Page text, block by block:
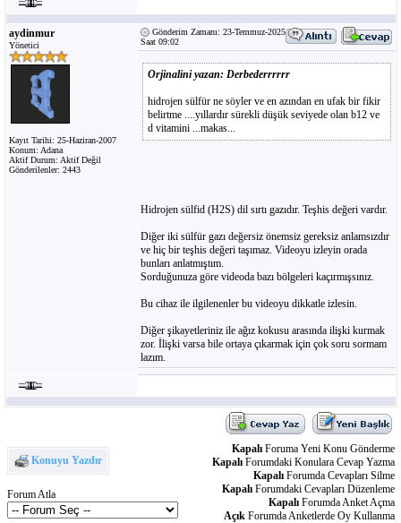
aydinmur
Yönetici
Kayıt Tarihi: 25-Haziran-2007
Konum: Adana
Aktif Durum: Aktif Değil
Gönderilenler: 2443
Gönderim Zamanı: 23-Temmuz-2025
Saat 09:02
Orjinalini yazan: Derbederrrrrr
hidrojen sülfür ne söyler ve en azından en ufak bir fikir
belirtme ....yıllardır sürekli düşük seviyede olan b12 ve
d vitamini ...makas...
Hidrojen sülfid (H2S) dil sırtı gazıdır. Teşhis değeri vardır.
Diğer iki sülfür gazı değersiz önemsiz gereksiz anlamsızdır
ve hiç bir teşhis değeri taşımaz. Videoyu izleyin orada
bunları anlatmıştım.
Sorduğunuza göre videoda bazı bölgeleri kaçırmışsınız.
Bu cihaz ile ilgilenenler bu videoyu dikkatle izlesin.
Diğer şikayetleriniz ile ağız kokusu arasında ilişki kurmak
zor. İlişki varsa bile ortaya çıkarmak için çok soru sormam
lazım.
Konuyu Yazdır
Forum Atla
KapalıForuma Yeni Konu Gönderme
KapalıForumdaki Konulara Cevap Yazma
KapalıForumda Cevapları Silme
KapalıForumdaki Cevapları Düzenleme
KapalıForumda Anket Açma
AçıkForumda Anketlerde Oy Kullanma